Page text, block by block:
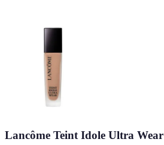
Lancôme Teint Idole Ultra Wear